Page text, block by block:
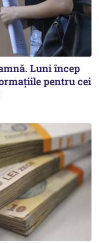
Luni încep
pentru cei